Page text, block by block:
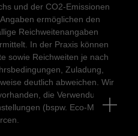
und der CO2-Emissionen
ermöglichen den
Reichweitenangaben
In der Praxis können
sowie Reichweiten je nach
Zuladung,
deutlich abweichen. Wir
die Verwendung von
(bspw. Eco-Modus